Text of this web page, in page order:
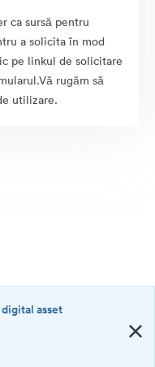
ca sursă pentru
a solicita în mod
pe linkul de solicitare
rugăm să
utilizare.
asset